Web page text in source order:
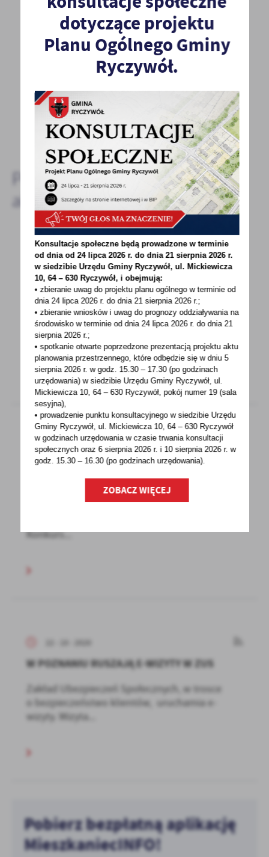
POPRZEDNI NASTĘPNY
Spodobała Ci się informacja? Zostaw nam swoją opinię
DODAJ KOMENTARZ
Pozostałe
aktualności
23 - 10 - 2020
URZĄD GMINY ZAMKNIĘTY DLA
INTERESANTÓW
Od dnia 26 października 2020 roku do
odwołania Szanowni Mieszkańcy Gminy
Ryczywół!W związku z dynamicznie...
23 - 10 - 2020
KONKURS FOTOGRAFICZNY MARSZAŁKA
WOJEWÓDZTWA WIELKOPOLSKIEGO
Konkurs...
W POZNANIU RUSZAJĄ E-WIZYTY W ZUS
Zakład Ubezpieczeń Społecznych, w trosce
o bezpieczeństwo klientów, uruchamia e-
wizyty. Wizyta...
Pobierz bezpłatną aplikację
MieszkaniecINFO!
dotyczące projektu
Planu Ogólnego Gminy
Ryczywół.
Konsultacje społeczne będą prowadzone w terminie
od dnia od 24 lipca 2026 r. do dnia 21 sierpnia 2026 r.
w siedzibie Urzędu Gminy Ryczywół, ul. Mickiewicza
10, 64 – 630 Ryczywół, i obejmują:
• zbieranie uwag do projektu planu ogólnego w terminie od
dnia 24 lipca 2026 r. do dnia 21 sierpnia 2026 r.;
• zbieranie wniosków i uwag do prognozy oddziaływania na
środowisko w terminie od dnia 24 lipca 2026 r. do dnia 21
sierpnia 2026 r.;
• spotkanie otwarte poprzedzone prezentacją projektu aktu
planowania przestrzennego, które odbędzie się w dniu 5
sierpnia 2026 r.w godz. 15.30 – 17.30 (po godzinach
urzędowania) w siedzibie Urzędu Gminy Ryczywół, ul.
Mickiewicza 10, 64 – 630 Ryczywół, pokójnumer 19 (sala
sesyjna),
• prowadzenie punktu konsultacyjnego w siedzibie Urzędu
Gminy Ryczywół, ul. Mickiewicza 10, 64 – 630 Ryczywół
w godzinachurzędowania w czasie trwania konsultacji
społecznych oraz 6 sierpnia 2026 r. i 10 sierpnia 2026 r. w
godz. 15.30 – 16.30 (po godzinachurzędowania).
ZOBACZ WIĘCEJ